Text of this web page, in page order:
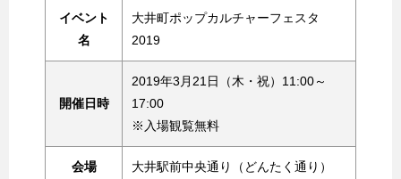
イベント
名
大井町ポップカルチャーフェスタ
2019
開催日時
2019年3月21日（木・祝）11:00～
17:00
※入場観覧無料
会場 大井駅前中央通り（どんたく通り）